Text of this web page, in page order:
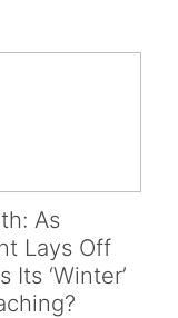
As
Lays Off
Its ‘Winter’